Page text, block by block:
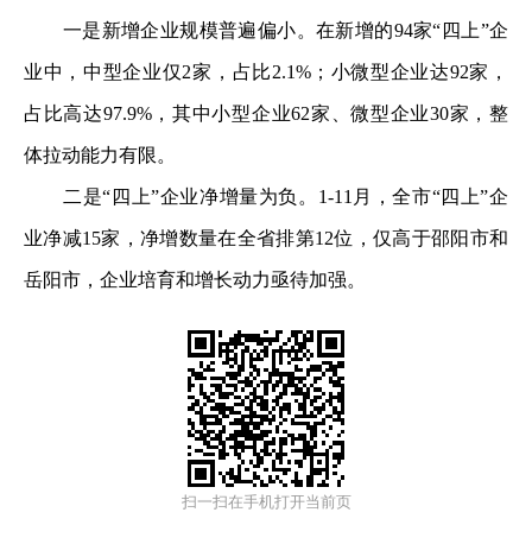
一是新增企业规模普遍偏小。在新增的94家“四上”企
业中，中型企业仅2家，占比2.1%；小微型企业达92家，
占比高达97.9%，其中小型企业62家、微型企业30家，整
体拉动能力有限。
二是“四上”企业净增量为负。1-11月，全市“四上”企
业净减15家，净增数量在全省排第12位，仅高于邵阳市和
岳阳市，企业培育和增长动力亟待加强。
扫一扫在手机打开当前页